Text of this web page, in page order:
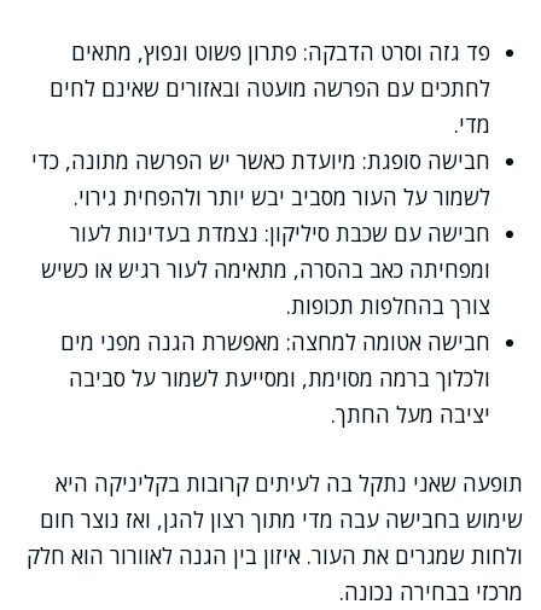
פד גזה וסרט הדבקה: פתרון פשוט ונפוץ, מתאים
לחתכים עם הפרשה מועטה ובאזורים שאינם לחים
מדי.
חבישה סופגת: מיועדת כאשר יש הפרשה מתונה, כדי
לשמור על העור מסביב יבש יותר ולהפחית גירוי.
חבישה עם שכבת סיליקון: נצמדת בעדינות לעור
ומפחיתה כאב בהסרה, מתאימה לעור רגיש או כשיש
צורך בהחלפות תכופות.
חבישה אטומה למחצה: מאפשרת הגנה מפני מים
ולכלוך ברמה מסוימת, ומסייעת לשמור על סביבה
יציבה מעל החתך.
תופעה שאני נתקל בה לעיתים קרובות בקליניקה היא
שימוש בחבישה עבה מדי מתוך רצון להגן, ואז נוצר חום
ולחות שמגרים את העור. איזון בין הגנה לאוורור הוא חלק
מרכזי בבחירה נכונה.